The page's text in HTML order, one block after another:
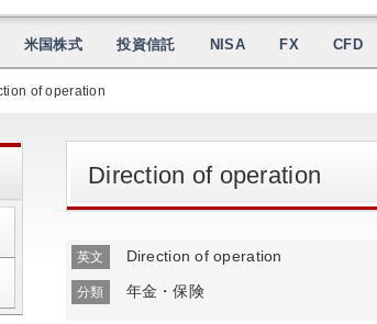
米国株式 投資信託 NISA FX CFD
of operation
Direction of operation
英文 Direction of operation
分類 年金・保険